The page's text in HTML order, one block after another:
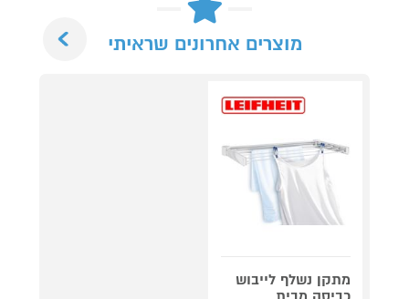
מוצרים אחרונים שראיתי
מתקן נשלף לייבוש